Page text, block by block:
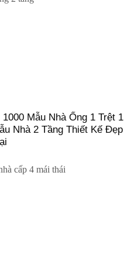
1000 Mẫu Nhà Ống 1 Trệt 1
Nhà 2 Tầng Thiết Kế Đẹp